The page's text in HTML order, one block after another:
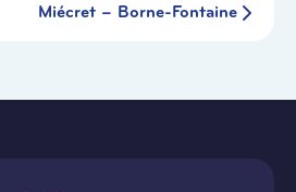
Miécret – Borne-Fontaine